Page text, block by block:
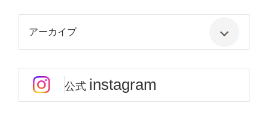
アーカイブ
公式 instagram